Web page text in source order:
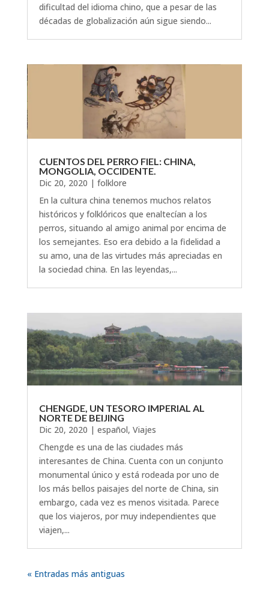
dificultad del idioma chino, que a pesar de las
décadas de globalización aún sigue siendo...
CUENTOS DEL PERRO FIEL: CHINA,
MONGOLIA, OCCIDENTE.
Dic 20, 2020 | folklore
En la cultura china tenemos muchos relatos
históricos y folklóricos que enaltecían a los
perros, situando al amigo animal por encima de
los semejantes. Eso era debido a la fidelidad a
su amo, una de las virtudes más apreciadas en
la sociedad china. En las leyendas,...
CHENGDE, UN TESORO IMPERIAL AL
NORTE DE BEIJING
Dic 20, 2020 | español, Viajes
Chengde es una de las ciudades más
interesantes de China. Cuenta con un conjunto
monumental único y está rodeada por uno de
los más bellos paisajes del norte de China, sin
embargo, cada vez es menos visitada. Parece
que los viajeros, por muy independientes que
viajen,...
« Entradas más antiguas